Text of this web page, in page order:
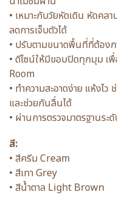
• เหมาะกับวัยหัดเดิน หัดค
ลดการเจ็บตัวได้
• ปรับตามขนาดพื้นที่ที่ต้อง
• ดีไซน์ให้มีขอบปิดทุกมุม เ
Room
• ทำความสะอาดง่าย แห้งไ
และช่วยกันลื่นได้
• ผ่านการตรวจมาตรฐานระ
สี:
• สีครีม Cream
• สีเทา Grey
• สีน้ำตาล Light Brown